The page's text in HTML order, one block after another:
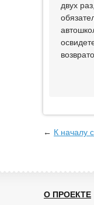
двух
← К началу
О ПРОЕКТЕ